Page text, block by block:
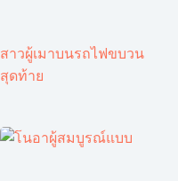
สาวผู้เมาบนรถไฟขบวน
สุดท้าย